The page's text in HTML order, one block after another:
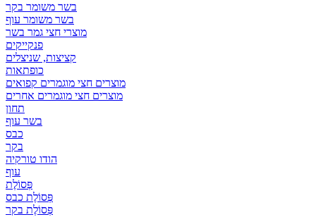
בשר משומר בקר
בשר משומר עוף
מוצרי חצי גמר בשר
פנקייקים
קציצות, שניצלים
כופתאות
מוצרים חצי מוגמרים קפואים
מוצרים חצי מוגמרים אחרים
תחון
בשר עוף
כבס
בקר
הודו טורקיה
עוף
פְּסוֹלֶת
פְּסוֹלֶת כבס
פְּסוֹלֶת בקר